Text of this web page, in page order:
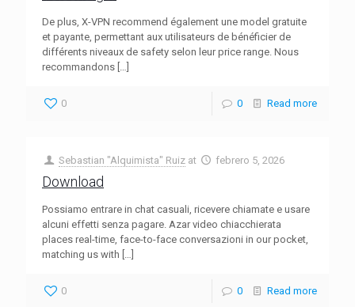
De plus, X-VPN recommend également une model gratuite
et payante, permettant aux utilisateurs de bénéficier de
différents niveaux de safety selon leur price range. Nous
recommandons […]
0 0 Read more
Sebastian "Alquimista" Ruiz at febrero 5, 2026
Download
Possiamo entrare in chat casuali, ricevere chiamate e usare
alcuni effetti senza pagare. Azar video chiacchierata
places real-time, face-to-face conversazioni in our pocket,
matching us with […]
0 0 Read more